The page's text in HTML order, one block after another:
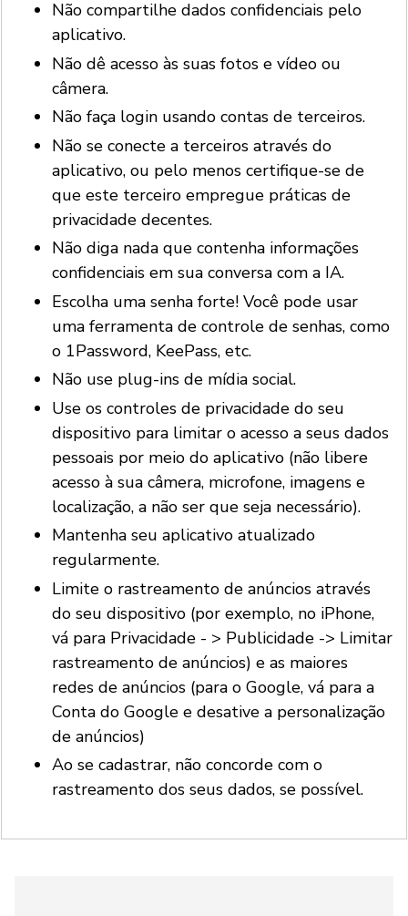
Não compartilhe dados confidenciais pelo
aplicativo.
Não dê acesso às suas fotos e vídeo ou
câmera.
Não faça login usando contas de terceiros.
Não se conecte a terceiros através do
aplicativo, ou pelo menos certifique-se de
que este terceiro empregue práticas de
privacidade decentes.
Não diga nada que contenha informações
confidenciais em sua conversa com a IA.
Escolha uma senha forte! Você pode usar
uma ferramenta de controle de senhas, como
o 1Password, KeePass, etc.
Não use plug-ins de mídia social.
Use os controles de privacidade do seu
dispositivo para limitar o acesso a seus dados
pessoais por meio do aplicativo (não libere
acesso à sua câmera, microfone, imagens e
localização, a não ser que seja necessário).
Mantenha seu aplicativo atualizado
regularmente.
Limite o rastreamento de anúncios através
do seu dispositivo (por exemplo, no iPhone,
vá para Privacidade - > Publicidade -> Limitar
rastreamento de anúncios) e as maiores
redes de anúncios (para o Google, vá para a
Conta do Google e desative a personalização
de anúncios)
Ao se cadastrar, não concorde com o
rastreamento dos seus dados, se possível.